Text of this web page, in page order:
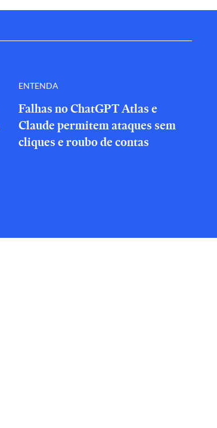
ENTENDA
Falhas no ChatGPT Atlas e
Claude permitem ataques sem
cliques e roubo de contas